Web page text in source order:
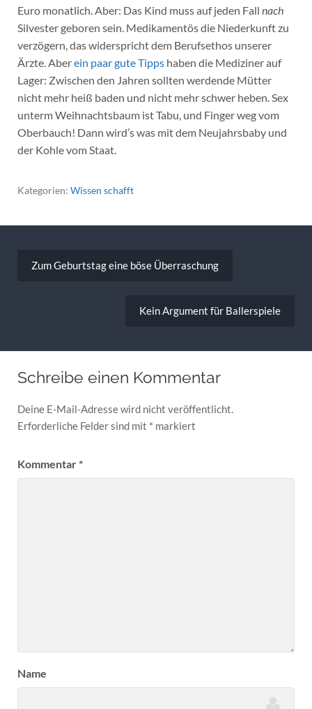
Euro monatlich. Aber: Das Kind muss auf jeden Fall nach
Silvester geboren sein. Medikamentös die Niederkunft zu
verzögern, das widerspricht dem Berufsethos unserer
Ärzte. Aberein paar gute Tippshaben die Mediziner auf
Lager: Zwischen den Jahren sollten werdende Mütter
nicht mehr heiß baden und nicht mehr schwer heben. Sex
unterm Weihnachtsbaum ist Tabu, und Finger weg vom
Oberbauch! Dann wird’s was mit dem Neujahrsbaby und
der Kohle vom Staat.
Kategorien: Wissen schafft
Zum Geburtstag eine böse Überraschung
Kein Argument für Ballerspiele
Schreibe einen Kommentar
Deine E-Mail-Adresse wird nicht veröffentlicht.
Erforderliche Felder sind mit * markiert
Kommentar*
Name